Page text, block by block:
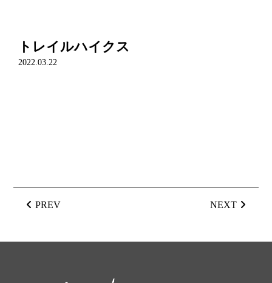
トレイルハイクス
2022.03.22
PREV NEXT